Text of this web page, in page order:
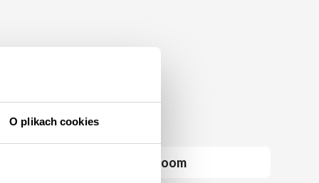
O plikach cookies
Joom